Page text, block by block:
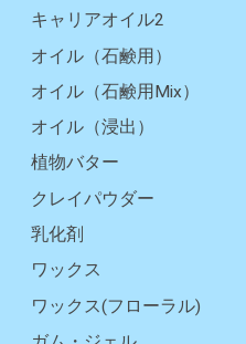
キャリアオイル2
オイル（石鹸用）
オイル（石鹸用Mix）
オイル（浸出）
植物バター
クレイパウダー
乳化剤
ワックス
ワックス(フローラル)